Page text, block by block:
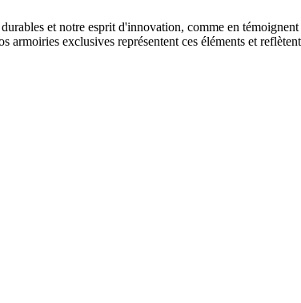
et notre esprit d'innovation, comme en
exclusives représentent ces éléments et